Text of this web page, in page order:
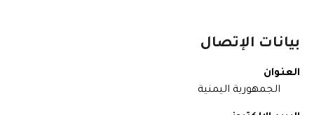
بيانات الإتصال
العنوان
الجمهورية اليمنية